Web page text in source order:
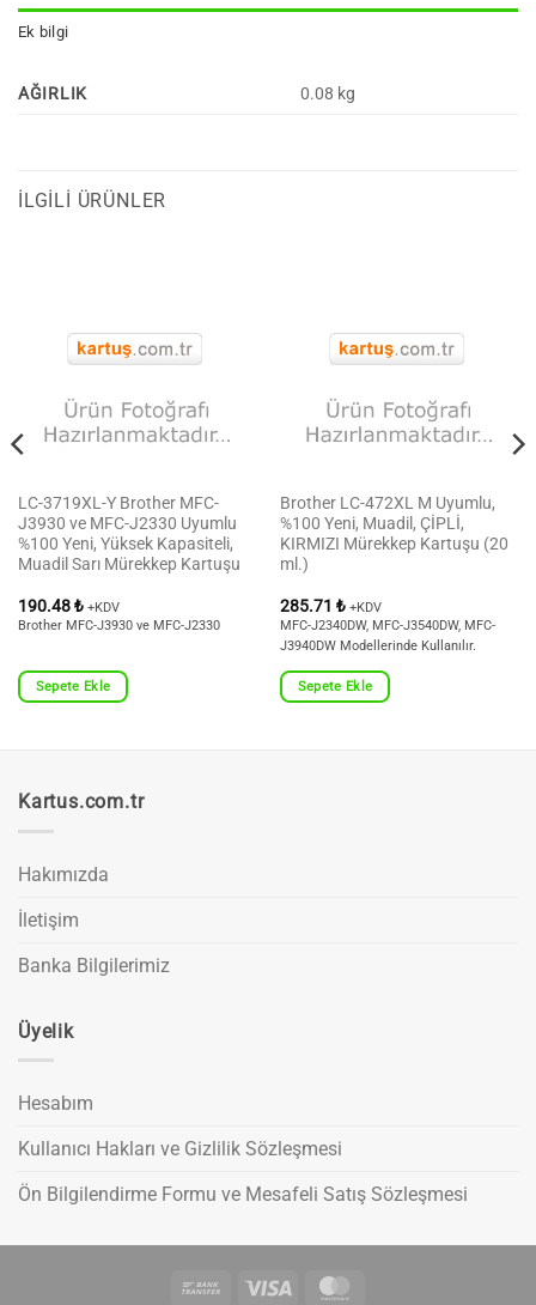
Ek bilgi
AĞIRLIK 0.08 kg
İLGILI ÜRÜNLER
LC-3719XL-Y Brother MFC-
J3930 ve MFC-J2330 Uyumlu
%100 Yeni, Yüksek Kapasiteli,
Muadil Sarı Mürekkep Kartuşu
190.48₺ +KDV
Brother MFC-J3930 ve MFC-J2330
Sepete Ekle
Brother LC-472XL M Uyumlu,
%100 Yeni, Muadil, ÇİPLİ,
KIRMIZI Mürekkep Kartuşu (20
ml.)
285.71 ₺ +KDV
MFC-J2340DW, MFC-J3540DW, MFC-
J3940DW Modellerinde Kullanılır.
Sepete Ekle
Kartus.com.tr
Hakımızda
İletişim
Banka Bilgilerimiz
Üyelik
Hesabım
Kullanıcı Hakları ve Gizlilik Sözleşmesi
Ön Bilgilendirme Formu ve Mesafeli Satış Sözleşmesi
Bank
Visa